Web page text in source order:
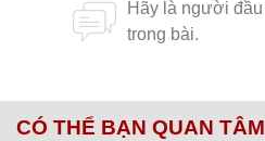
CÓ THỂ BẠN QUAN TÂM